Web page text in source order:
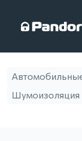
Шумоизоляция